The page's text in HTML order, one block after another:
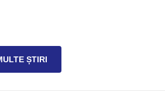
ȘTIRI